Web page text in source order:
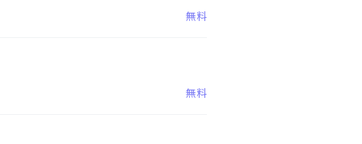
無料
無料